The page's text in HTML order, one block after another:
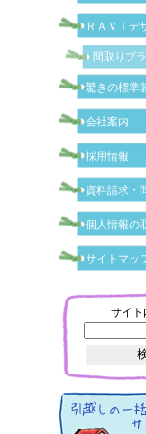
ＲＡＶＩデ
間取りプ
驚きの標準
会社案内
採用情報
資料請求・
個人情報の
サイトマッ
サイト